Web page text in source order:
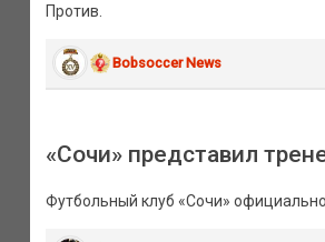
Против.
Bobsoccer News
«Сочи» представил
Футбольный клуб «Сочи»